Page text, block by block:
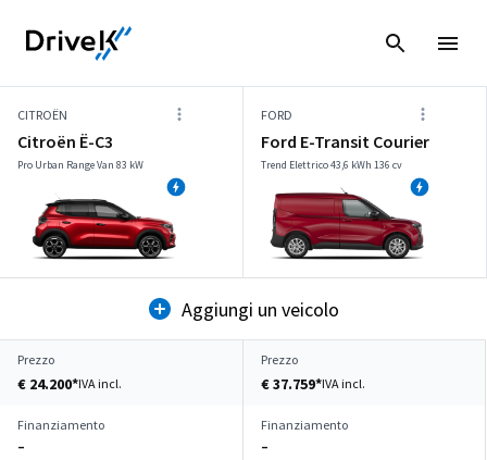
CITROËN
Citroën Ë-C3
Pro Urban Range Van 83 kW
FORD
Ford E-Transit Courier
Trend Elettrico 43,6 kWh 136 cv
Aggiungi un veicolo
Prezzo
€ 24.200*IVA incl.
Prezzo
€ 37.759*IVA incl.
Finanziamento
–
Finanziamento
–